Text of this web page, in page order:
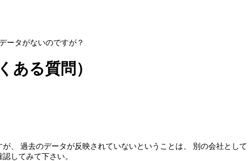
タがないのですが？
る質問）
、 過去のデータが反映されていないということは、 別の会社として
してみて下さい。